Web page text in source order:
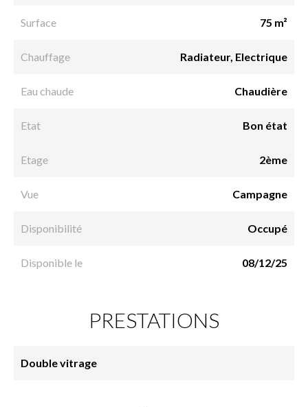
Surface 75 m²
Chauffage Radiateur, Electrique
Eau chaude Chaudière
Etat Bon état
Etage 2ème
Vue Campagne
Disponibilité Occupé
Disponible le 08/12/25
PRESTATIONS
Double vitrage